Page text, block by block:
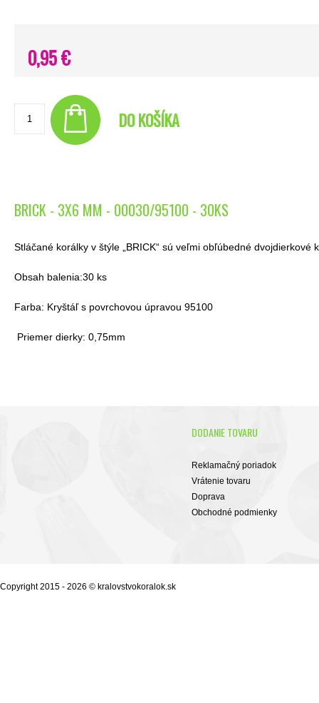
0,95 €
DO KOŠÍKA
BRICK - 3X6 MM - 00030/95100 - 30KS
Stláčané korálky v štýle „BRICK“ sú veľmi obľúbedné
Obsah balenia:30 ks
Farba: Kryštáľ s povrchovou úpravou 95100
Priemer dierky: 0,75mm
DODANIE TOVARU
Reklamačný poriadok
Vrátenie tovaru
Doprava
Obchodné podmienky
Copyright 2015 - 2026 © kralovstvokoralok.sk